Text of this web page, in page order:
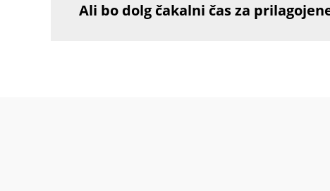
Ali bo dolg čakalni čas za